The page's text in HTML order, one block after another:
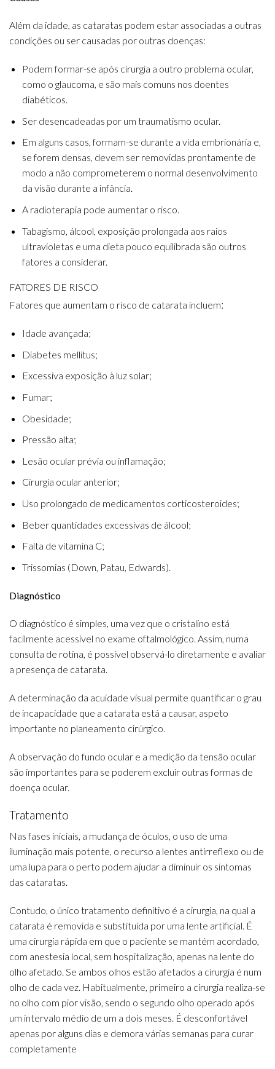
Além da idade, as cataratas podem estar associadas a outras
condições ou ser causadas por outras doenças:
Podem formar-se após cirurgia a outro problema ocular,
como o glaucoma, e são mais comuns nos doentes
diabéticos.
Ser desencadeadas por um traumatismo ocular.
Em alguns casos, formam-se durante a vida embrionária e,
se forem densas, devem ser removidas prontamente de
modo a não comprometerem o normal desenvolvimento
da visão durante a infância.
A radioterapia pode aumentar o risco.
Tabagismo, álcool, exposição prolongada aos raios
ultravioletas e uma dieta pouco equilibrada são outros
fatores a considerar.
FATORES DE RISCO
Fatores que aumentam o risco de catarata incluemː
Idade avançada;
Diabetes mellitus;
Excessiva exposição à luz solar;
Fumar;
Obesidade;
Pressão alta;
Lesão ocular prévia ou inflamação;
Cirurgia ocular anterior;
Uso prolongado de medicamentos corticosteroides;
Beber quantidades excessivas de álcool;
Falta de vitamina C;
Trissomias (Down, Patau, Edwards).
Diagnóstico
O diagnóstico é simples, uma vez que o cristalino está
facilmente acessível no exame oftalmológico. Assim, numa
consulta de rotina, é possível observá-lo diretamente e avaliar
a presença de catarata.
A determinação da acuidade visual permite quantificar o grau
de incapacidade que a catarata está a causar, aspeto
importante no planeamento cirúrgico.
A observação do fundo ocular e a medição da tensão ocular
são importantes para se poderem excluir outras formas de
doença ocular.
Tratamento
Nas fases iniciais, a mudança de óculos, o uso de uma
iluminação mais potente, o recurso a lentes antirreflexo ou de
uma lupa para o perto podem ajudar a diminuir os sintomas
das cataratas.
Contudo, o único tratamento definitivo é a cirurgia, na qual a
catarata é removida e substituída por uma lente artificial. É
uma cirurgia rápida em que o paciente se mantém acordado,
com anestesia local, sem hospitalização, apenas na lente do
olho afetado. Se ambos olhos estão afetados a cirurgia é num
olho de cada vez. Habitualmente, primeiro a cirurgia realiza-se
no olho com pior visão, sendo o segundo olho operado após
um intervalo médio de um a dois meses. É desconfortável
apenas por alguns dias e demora várias semanas para curar
completamente